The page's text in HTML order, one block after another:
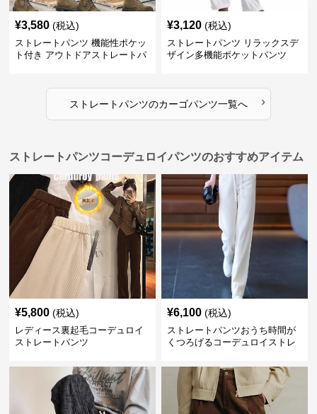
¥3,580 (税込)
ストレートパンツ 機能性ポケッ
ト付き アウトドアストレートパ
¥3,120 (税込)
ストレートパンツ リラックスデ
ザイン多機能ポケットパンツ
ストレートパンツのカーゴパンツ一覧へ ›
ストレートパンツコーデュロイパンツのおすすめアイテム
¥5,800 (税込)
レディース裏起毛コーデュロイ
ストレートパンツ
¥6,100 (税込)
ストレートパンツおうち時間が
くつろげるコーデュロイストレ